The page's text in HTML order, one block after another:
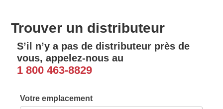
Trouver un distributeur
S’il n’y a pas de distributeur près de
vous, appelez-nous au
1 800 463-8829
Votre emplacement